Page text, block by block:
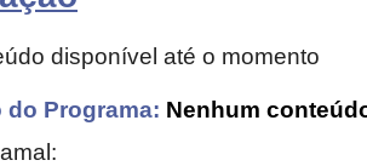
disponível até o momento
Programa: Nenhum